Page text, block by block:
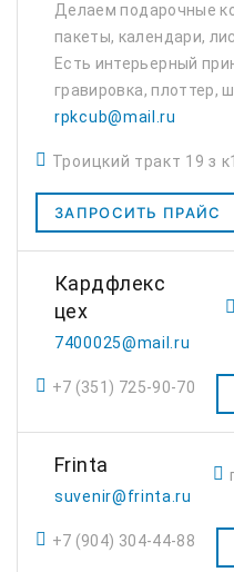
Делаем подарочные
пакеты, календари,
Есть интерьерный
гравировка, плоттер,
rpkcub@mail.ru
Троицкий тракт 19 з к1
ЗАПРОСИТЬ ПРАЙС
Кардфлекс
цех
7400025@mail.ru
+7 (351) 725-90-70
Frinta
suvenir@frinta.ru
+7 (904) 304-44-88